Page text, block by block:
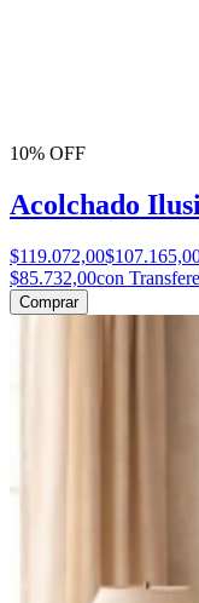
10% OFF
Acolchado
$119.072,00
$85.732,00con
Comprar